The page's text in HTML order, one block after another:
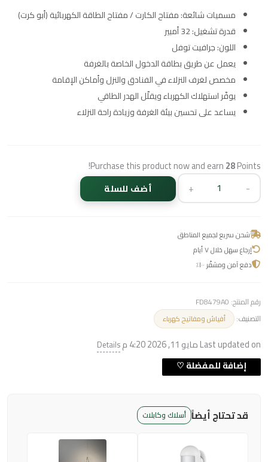
مسميات شائعة: مفتاح الكارت / مفتاح الطاقة الكهربائية (أبو كرت)
قدرة تشغيل: 32 أمبير
اللون: جرافيت توفل
يعمل عن طريق بطاقة الدخول الخاصة بالغرفة
مخصص لغرف النزلاء في الفنادق والنزل وأماكن الإقامة
يوفّر استهلاك الكهرباء ويقلّل الهدر الطاقي
يساعد على تحسين بيئة الغرفة وزيادة راحة النزلاء
Purchase this product now and earn28Points!
-
+ أضف للسلة
شحن سريع لجميع المناطق
إرجاع سهل خلال ٧ أيام
دفع آمن ومشفّر ١٠٠٪
رقم المنتج: FD8479A0
التصنيف:
أفياش ومفاتيح كهرباء
Last updated on مايو 11, 2026 4:20 م Details
قد تحتاج أيضاً أسلاك وكابلات